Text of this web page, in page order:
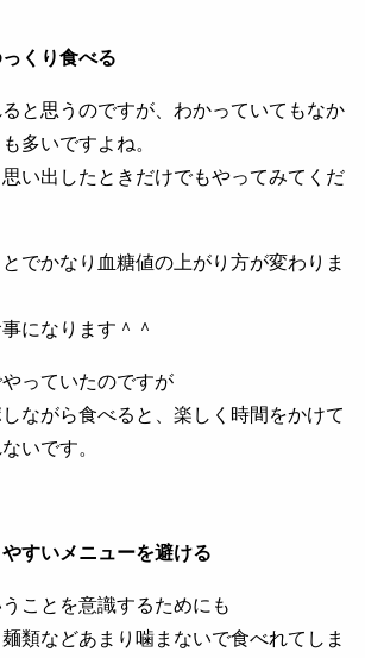
くり食べる
と思うのですが、わかっていてもなか
多いですよね。
い出したときだけでもやってみてくだ
でかなり血糖値の上がり方が変わりま
になります＾＾
っていたのですが
ながら食べると、楽しく時間をかけて
いです。
すいメニューを避ける
ことを意識するためにも
類などあまり噛まないで食べれてしま